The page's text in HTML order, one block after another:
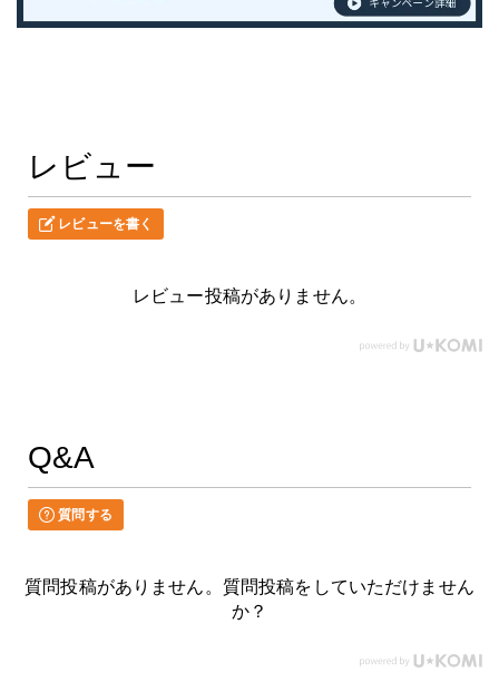
レビュー
レビューを書く
レビュー投稿がありません。
Q&A
質問する
質問投稿がありません。質問投稿をしていただけません
か？